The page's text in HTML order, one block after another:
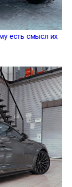
есть смысл их